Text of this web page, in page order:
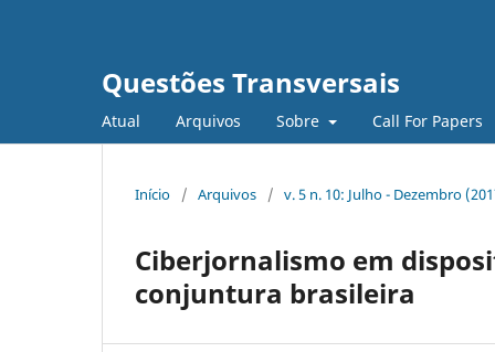
Questões Transversais
Atual Arquivos Sobre Call For Papers
Início / Arquivos / v. 5 n. 10: Julho - Dezembro
Ciberjornalismo em
conjuntura brasileira